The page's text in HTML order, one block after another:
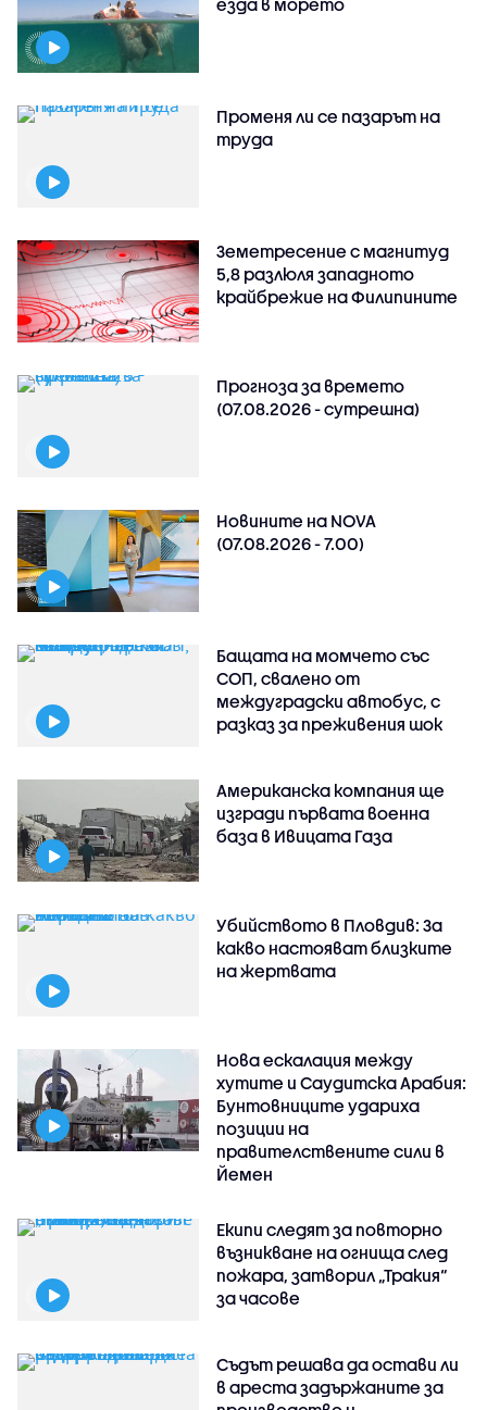
езда в морето
Променя ли се пазарът на
труда
Земетресение с магнитуд
5,8 разлюля западното
крайбрежие на Филипините
Прогноза за времето
(07.08.2026 - сутрешна)
Новините на NOVA
(07.08.2026 - 7.00)
Бащата на момчето със
СОП, свалено от
междуградски автобус, с
разказ за преживения шок
Американска компания ще
изгради първата военна
база в Ивицата Газа
Убийството в Пловдив: За
какво настояват близките
на жертвата
Нова ескалация между
хутите и Саудитска Арабия:
Бунтовниците удариха
позиции на
правителствените сили в
Йемен
Екипи следят за повторно
възникване на огнища след
пожара, затворил „Тракия“
за часове
Съдът решава да остави ли
в ареста задържаните за